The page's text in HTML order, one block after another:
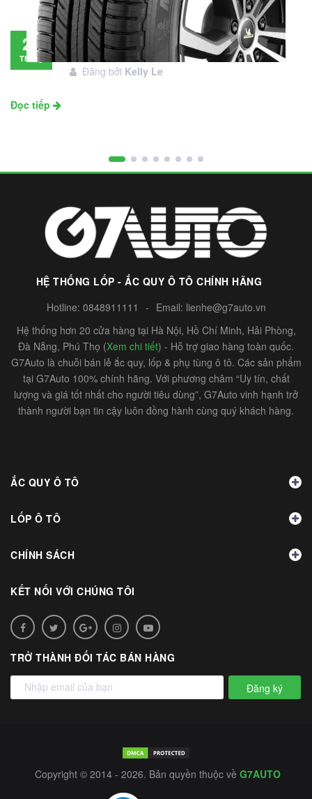
28
Tháng
Đánh giá lốp Michelin Primacy SUV: Đáng
đầu tư không?
Đăng bởi Kelly Le
Đọc tiếp
HỆ THỐNG LỐP - ẮC QUY Ô TÔ CHÍNH HÃNG
Hotline: 0848911111 - Email: lienhe@g7auto.vn
Hệ thống hơn 20 cửa hàng tại Hà Nội, Hồ Chí Minh, Hải Phòng,
Đà Nẵng, Phú Thọ (Xem chi tiết) - Hỗ trợ giao hàng toàn quốc.
G7Auto là chuỗi bán lẻ ắc quy, lốp & phụ tùng ô tô. Các sản phẩm
tại G7Auto 100% chính hãng. Với phương châm “Uy tín, chất
lượng và giá tốt nhất cho người tiêu dùng”, G7Auto vinh hạnh trở
thành người bạn tin cậy luôn đồng hành cùng quý khách hàng.
ẮC QUY Ô TÔ
LỐP Ô TÔ
CHÍNH SÁCH
KẾT NỐI VỚI CHÚNG TÔI
TRỞ THÀNH ĐỐI TÁC BÁN HÀNG
Đăng ký
Copyright © 2014 - 2026. Bản quyền thuộc về G7AUTO